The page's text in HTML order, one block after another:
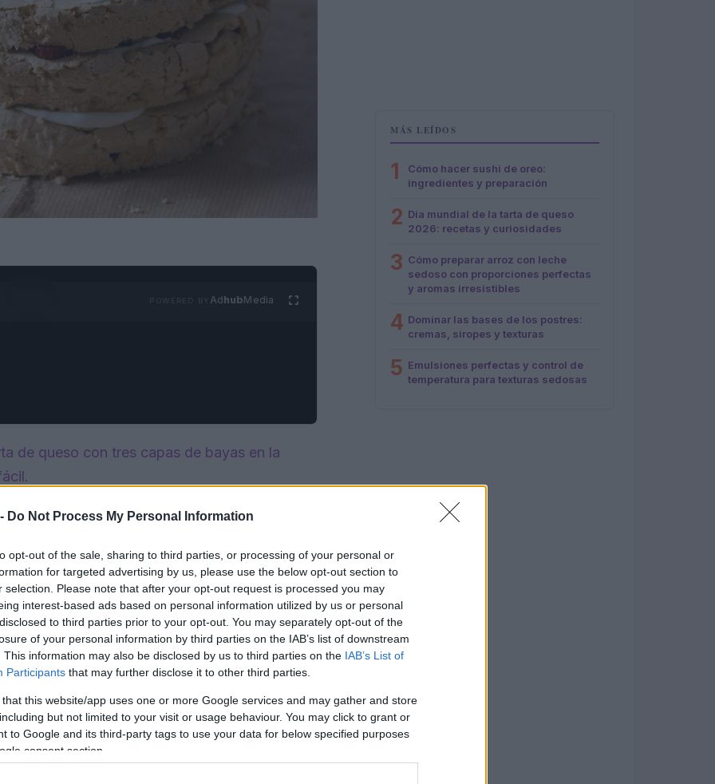
Do Not Process My Personal Information
opt-out of the sale, sharing to third parties, or processing of your personal or
for targeted advertising by us, please use the below opt-out section to
selection. Please note that after your opt-out request is processed you may
interest-based ads based on personal information utilized by us or personal
to third parties prior to your opt-out. You may separately opt-out of the
of your personal information by third parties on the IAB’s list of downstream
This information may also be disclosed by us to third parties on the IAB’s List of
Participants that may further disclose it to other third parties.
that this website/app uses one or more Google services and may gather and store
but not limited to your visit or usage behaviour. You may click to grant or
to Google and its third-party tags to use your data for below specified purposes
consent section.
AdhubMedia
de queso con tres capas de bayas en la
MÁS LEÍDOS
1
Cómo hacer sushi de oreo:
ingredientes y preparación
2 Día mundial de la tarta de queso
2026: recetas y curiosidades
3 Cómo preparar arroz con leche
sedoso con proporciones perfectas
y aromas irresistibles
4 Dominar las bases de los postres:
cremas, siropes y texturas
5 Emulsiones perfectas y control de
temperatura para texturas sedosas